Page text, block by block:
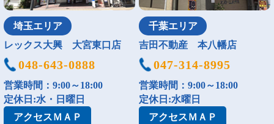
埼玉エリア
レックス大興 大宮東口店
048-643-0888
営業時間：9:00～18:00
定休日:水・日曜日
アクセスＭＡＰ
千葉エリア
吉田不動産 本八幡店
047-314-8995
営業時間：9:00～18:00
定休日:水曜日
アクセスＭＡＰ